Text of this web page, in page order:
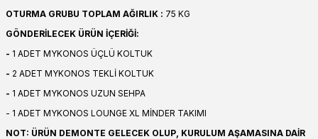
OTURMA GRUBU TOPLAM AĞIRLIK : 75 KG
GÖNDERİLECEK ÜRÜN İÇERİĞİ:
- 1 ADET MYKONOS ÜÇLÜ KOLTUK
- 2 ADET MYKONOS TEKLİ KOLTUK
- 1 ADET MYKONOS UZUN SEHPA
- 1 ADET MYKONOS LOUNGE XL MİNDER TAKIMI
NOT: ÜRÜN DEMONTE GELECEK OLUP, KURULUM AŞAMASINA DAİR